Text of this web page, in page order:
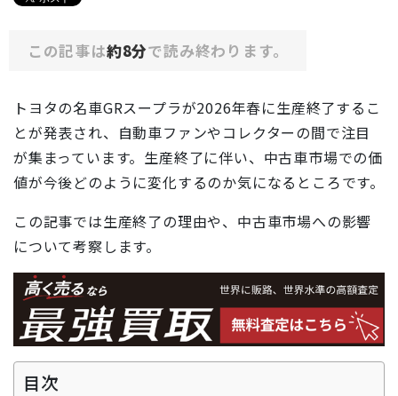
この記事は約8分で読み終わります。
トヨタの名車GRスープラが2026年春に生産終了するこ
とが発表され、自動車ファンやコレクターの間で注目
が集まっています。生産終了に伴い、中古車市場での価
値が今後どのように変化するのか気になるところです。
この記事では生産終了の理由や、中古車市場への影響
について考察します。
目次